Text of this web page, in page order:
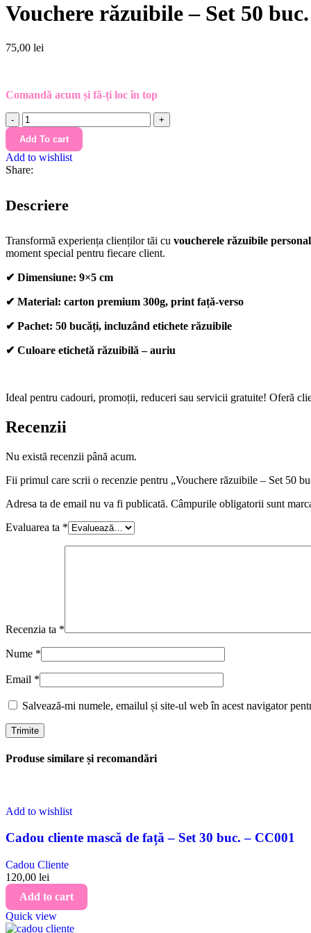
Vouchere răzuibile – Set 50
75,00 lei
Comandă acum și fă-ți loc în top
Add To cart
Add to wishlist
Share:
Descriere
Transformă experiența clienților tăi cu voucherele răzuibile
moment special pentru fiecare client.
✔ Dimensiune: 9×5 cm
✔ Material: carton premium 300g, print față-verso
✔ Pachet: 50 bucăți, incluzând etichete răzuibile
✔ Culoare etichetă răzuibilă – auriu
Ideal pentru cadouri, promoții, reduceri sau servicii gratuite! Oferă
Recenzii
Nu există recenzii până acum.
Fii primul care scrii o recenzie pentru „Vouchere răzuibile – Set 50
Adresa ta de email nu va fi publicată. Câmpurile obligatorii sunt
Evaluarea ta *
Recenzia ta *
Nume *
Email *
Salvează-mi numele, emailul și site-ul web în acest navigator
Produse similare și recomandări
Add to wishlist
Cadou cliente mască de față – Set 30 buc. – CC001
Cadou Cliente
120,00 lei
Add to cart
Quick view